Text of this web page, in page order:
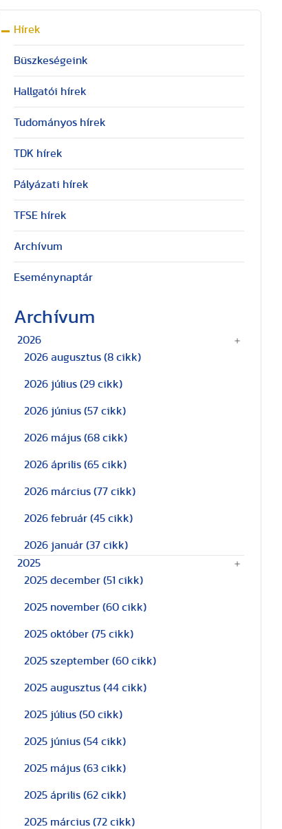
Hírek
Büszkeségeink
Hallgatói hírek
Tudományos hírek
TDK hírek
Pályázati hírek
TFSE hírek
Archívum
Eseménynaptár
Archívum
2026
2026 augusztus (8 cikk)
2026 július (29 cikk)
2026 június (57 cikk)
2026 május (68 cikk)
2026 április (65 cikk)
2026 március (77 cikk)
2026 február (45 cikk)
2026 január (37 cikk)
2025
2025 december (51 cikk)
2025 november (60 cikk)
2025 október (75 cikk)
2025 szeptember (60 cikk)
2025 augusztus (44 cikk)
2025 július (50 cikk)
2025 június (54 cikk)
2025 május (63 cikk)
2025 április (62 cikk)
2025 március (72 cikk)